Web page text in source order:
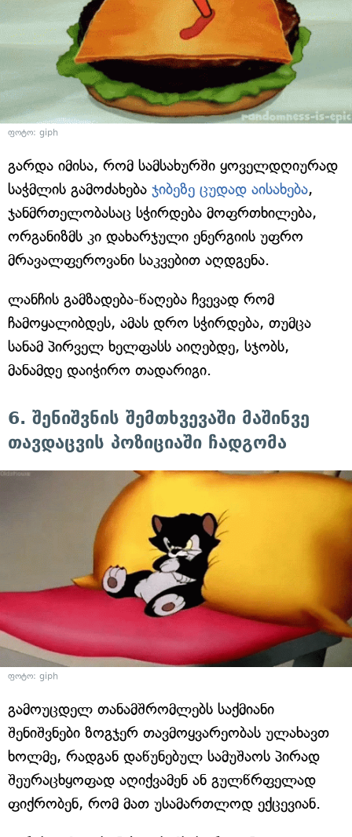
ფოტო: giph
გარდა იმისა, რომ სამსახურში ყოველდღიურად
საჭმლის გამოძახება ჯიბეზე ცუდად აისახება,
ჯანმრთელობასაც სჭირდება მოფრთხილება,
ორგანიზმს კი დახარჯული ენერგიის უფრო
მრავალფეროვანი საკვებით აღდგენა.
ლანჩის გამზადება-წაღება ჩვევად რომ
ჩამოყალიბდეს, ამას დრო სჭირდება, თუმცა
სანამ პირველ ხელფასს აიღებდე, სჯობს,
მანამდე დაიჭირო თადარიგი.
6. შენიშვნის შემთხვევაში მაშინვე
თავდაცვის პოზიციაში ჩადგომა
ფოტო: giph
გამოუცდელ თანამშრომლებს საქმიანი
შენიშვნები ზოგჯერ თავმოყვარეობას ულახავთ
ხოლმე, რადგან დაწუნებულ სამუშაოს პირად
შეურაცხყოფად აღიქვამენ ან გულწრფელად
ფიქრობენ, რომ მათ უსამართლოდ ექცევიან.